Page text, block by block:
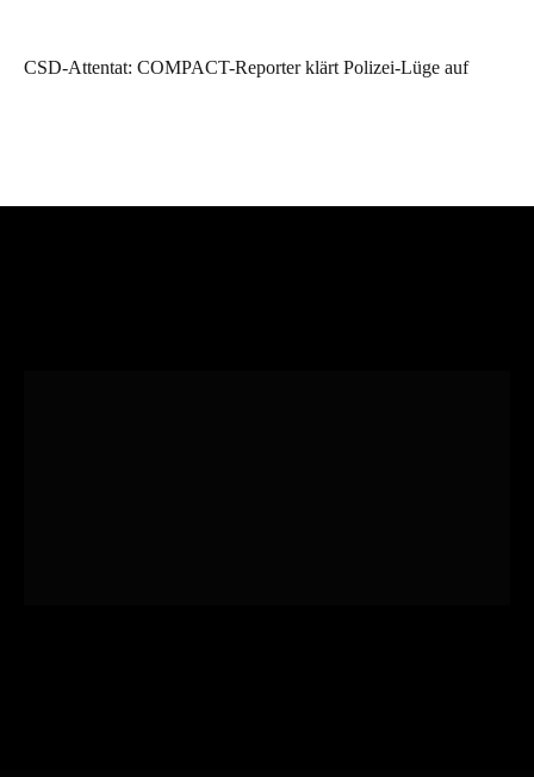
CSD-Attentat: COMPACT-Reporter klärt Polizei-Lüge auf